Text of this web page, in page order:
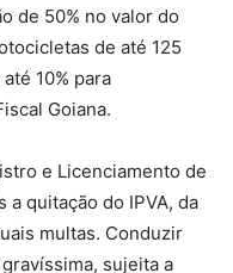
de 50% no valor do
de até 125
10% para
Goiana.
e Licenciamento de
a quitação do IPVA, da
multas. Conduzir
sujeita a